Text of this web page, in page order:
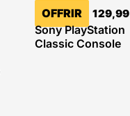
OFFRIR 129,99
Sony PlayStation
Classic Console